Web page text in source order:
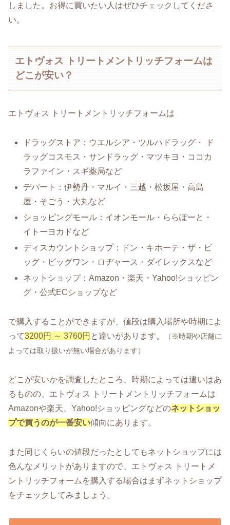
しました。お得に買いたい人はぜひチェックしてくださ
い。
エトヴォス トリートメントリッチフォームは
どこが安い？
エトヴォス トリートメントリッチフォームは
ドラッグストア：ウエルシア・ツルハドラッグ・ ド
ラッグコスモス・サンドラッグ・マツキヨ・ココカ
ラファイン・スギ薬局など
デパート：伊勢丹・マルイ・三越・松坂屋・高島
屋・そごう・大丸など
ショッピングモール：イオンモール・ららぽーと・
イトーヨカドなど
ディスカウントショップ：ドン・キホーテ・ザ・ビ
ッグ・ビッグワン・ロヂャース・ダイレックスなど
ネットショップ：Amazon・楽天・Yahoo!ショッピン
グ・公式ECショップなど
で購入することができますが、値段は購入場所や時期によ
って3200円 ～ 3760円 と違いがあります。
（※時期や店舗に
よっては取り扱いが無い場合があります）
どこが安いかを調査したところ、時期によっては違いはあ
るものの、エトヴォス トリートメントリッチフォームは
Amazonや楽天、Yahoo!ショッピングなどのネットショッ
プで買うのが一番安い傾向にあります。
また同じくらいの値段だったとしてもネットショップには
色んなメリットがありますので、エトヴォス トリートメ
ントリッチフォームを購入する場合はまずネットショップ
をチェックしてみましょう。